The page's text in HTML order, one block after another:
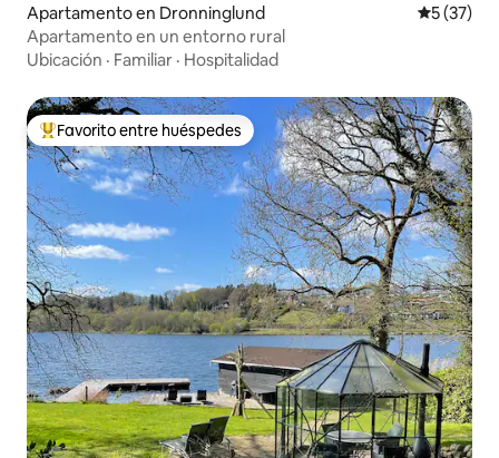
Apartamento en Dronninglund
5 (37)
Apartamento en un entorno rural
Ubicación · Familiar · Hospitalidad
Favorito entre huéspedes preferido
Favorito entre huéspedes